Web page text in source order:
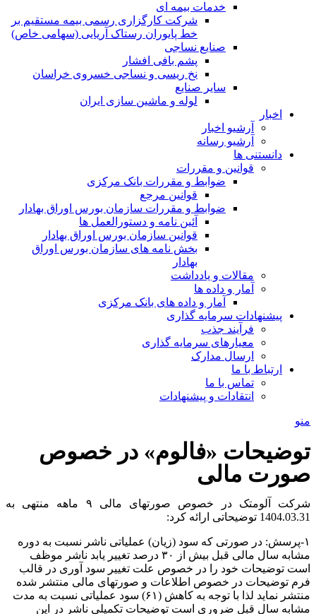
خدمات بیمه ای
شرکت کارگزاری رسمی بیمه مستقیم بر
خط پایوران رستاک آریایی (سهامی خاص)
صنایع نساجی
پشم بافی افشار
نخ ریسی و نساجی خسروی خراسان
سایر صنایع
لوله و ماشین سازی ایران
اخبار
آرشیو اخبار
آرشیو رسانه
دانستنی ها
قوانین و مقررات
ضوابط و مقررات بانک مرکزی
قوانين مرجع
ضوابط و مقررات سازمان بورس اوراق بهادار
آئین نامه و دستورالعمل ها
قوانین سازمان بورس اوراق بهادار
بخش نامه های سازمان بورس اوراق
بهادار
مقالات و یادداشت
آمار و داده ها
آمار و داده های بانک مرکزی
پیشنهادات سرمایه گذاری
فرآیند جذب
معیارهای سرمایه گذاری
ارسال مدارک
ارتباط با ما
تماس با ما
انتقادات و پیشنهادات
منو
توضیحات «فالوم» در خصوص
صورت مالی
شرکت آلومتک در خصوص صورتهای مالی ۹ ماهه منتهی به
1404.03.31 توضیحاتی ارائه کرد:
۱-پرسش: در صورتی که سود (زیان) عملیاتی ناشر نسبت به دوره
مشابه سال مالی قبل بیش از ۳۰ درصد تغییر یابد ناشر موظف
است توضیحات خود را در خصوص علت تغییر سود آوری در قالب
فرم توضیحات در خصوص اطلاعات و صورتهای مالی منتشر شده
منتشر نماید لذا با توجه به کاهش (۶۱) سود عملیاتی نسبت به مدت
مشابه سال قبل ضروری است توضیحات تکمیلی ناشر در این